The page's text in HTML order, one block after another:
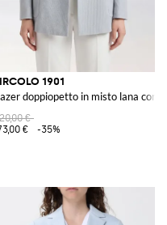
a un bottone
1901
doppiopetto in misto lana con
€
€
-35%